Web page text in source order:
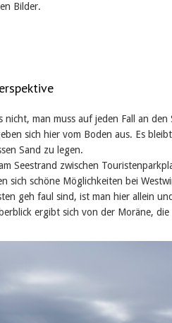
Bilder.
man muss auf jeden Fall an
sich hier vom Boden aus. Es
Sand zu legen.
Seestrand zwischen
sich schöne Möglichkeiten bei
geh faul sind, ist man hier allein
ergibt sich von der Moräne,